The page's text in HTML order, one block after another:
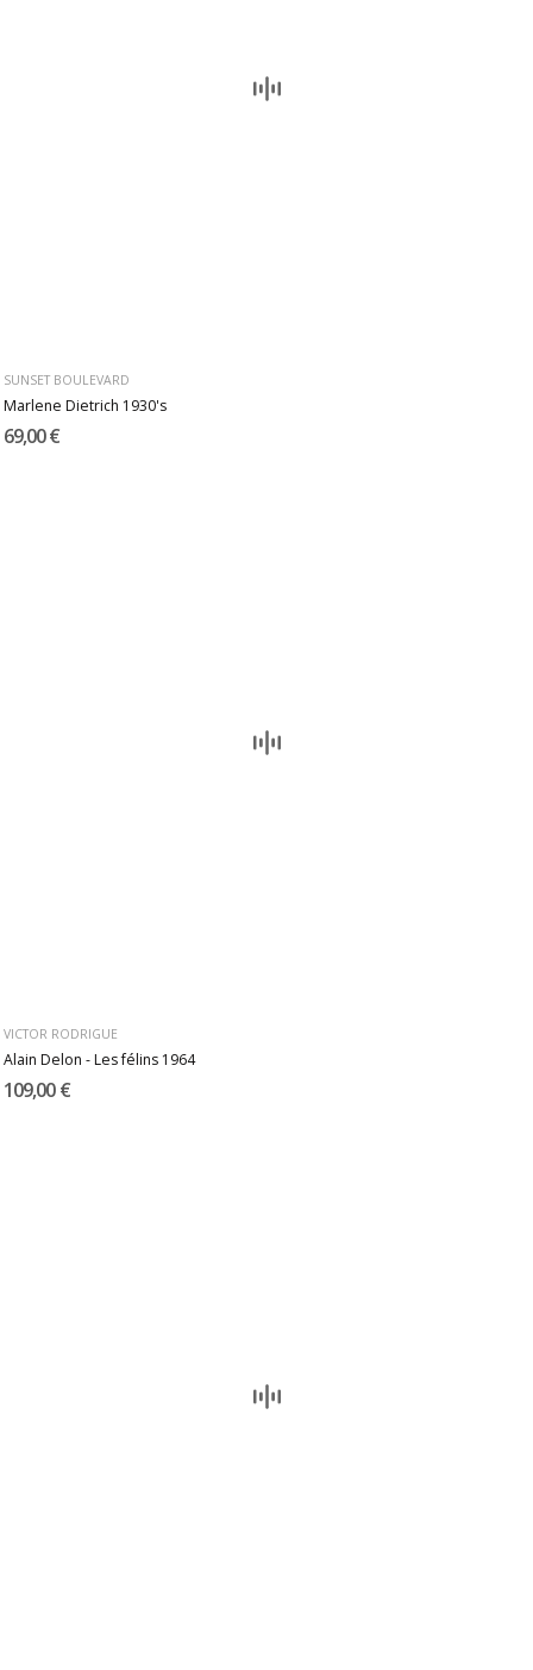
SUNSET BOULEVARD
Marlene Dietrich 1930's
69,00 €
VICTOR RODRIGUE
Alain Delon - Les félins 1964
109,00 €